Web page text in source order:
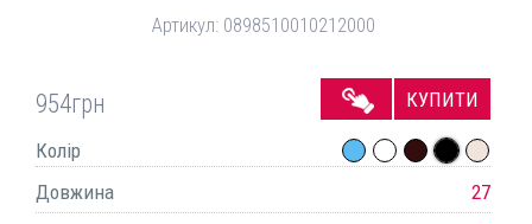
Артикул: 0898510010212000
954грн КУПИТИ
Колір
Довжина
27